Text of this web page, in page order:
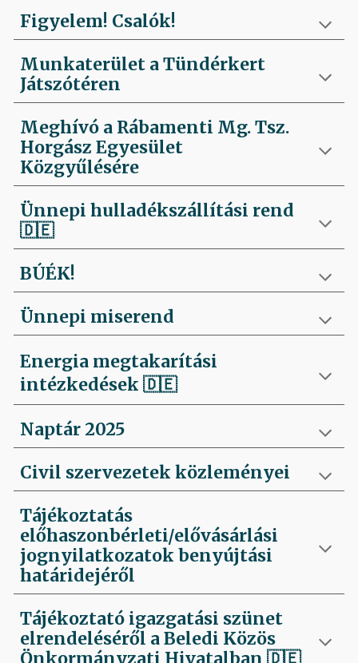
Figyelem! Csalók!
Munkaterület a Tündérkert
Játszótéren
Meghívó a Rábamenti Mg. Tsz.
Horgász Egyesület
Közgyűlésére
Ünnepi hulladékszállítási rend
🇩🇪
BÚÉK!
Ünnepi miserend
Energia megtakarítási
intézkedések🇩🇪
Naptár 2025
Civil szervezetek közleményei
Tájékoztatás
előhaszonbérleti/elővásárlási
jognyilatkozatok benyújtási
határidejéről
Tájékoztató igazgatási szünet
elrendeléséről a Beledi Közös
Önkormányzati Hivatalban🇩🇪